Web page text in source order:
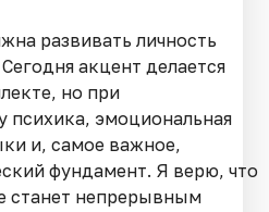
развивать личность
акцент делается
но при
психика, эмоциональная
и, самое важное,
фундамент. Я верю, что
станет непрерывным